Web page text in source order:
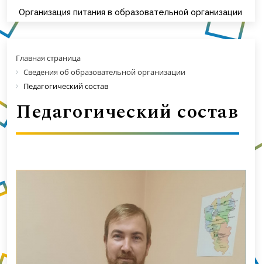
Организация питания в образовательной организации
Главная страница
Сведения об образовательной организации
Педагогический состав
Педагогический состав